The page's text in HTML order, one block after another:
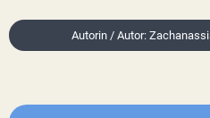
Autorin / Autor: